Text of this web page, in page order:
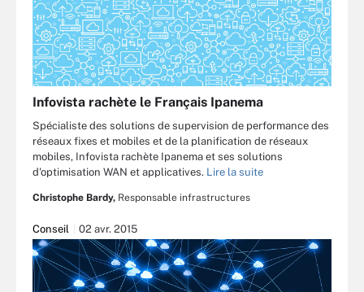
Infovista rachète le Français Ipanema
Spécialiste des solutions de supervision de performance des
réseaux fixes et mobiles et de la planification de réseaux
mobiles, Infovista rachète Ipanema et ses solutions
d'optimisation WAN et applicatives. Lire la suite
Christophe Bardy, Responsable infrastructures
Conseil 02 avr. 2015